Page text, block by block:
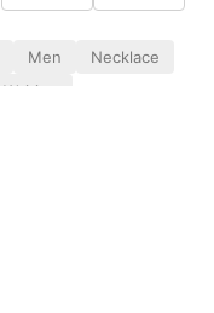
Men
Necklace
Waiting